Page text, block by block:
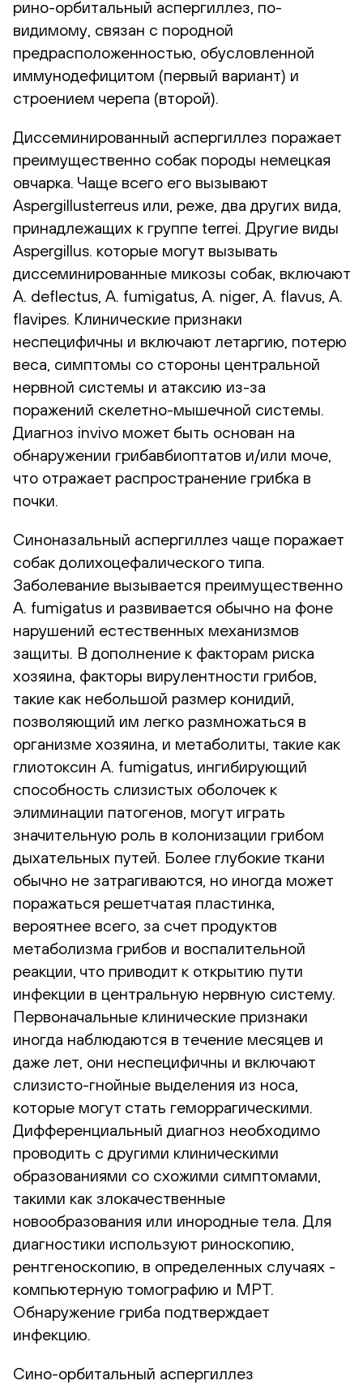
рино-орбитальный аспергиллез, по-
видимому, связан с породной
предрасположенностью, обусловленной
иммунодефицитом (первый вариант) и
строением черепа (второй).
Диссеминированный аспергиллез поражает
преимущественно собак породы немецкая
овчарка. Чаще всего его вызывают
Aspergillusterreus или, реже, два других вида,
принадлежащих к группе terrei. Другие виды
Aspergillus. которые могут вызывать
диссеминированные микозы собак, включают
A. deflectus, A. fumigatus, A. niger, A. flavus, A.
flavipes. Клинические признаки
неспецифичны и включают летаргию, потерю
веса, симптомы со стороны центральной
нервной системы и атаксию из-за
поражений скелетно-мышечной системы.
Диагноз invivo может быть основан на
обнаружении грибавбиоптатов и/или моче,
что отражает распространение грибка в
почки.
Синоназальный аспергиллез чаще поражает
собак долихоцефалического типа.
Заболевание вызывается преимущественно
A. fumigatus и развивается обычно на фоне
нарушений естественных механизмов
защиты. В дополнение к факторам риска
хозяина, факторы вирулентности грибов,
такие как небольшой размер конидий,
позволяющий им легко размножаться в
организме хозяина, и метаболиты, такие как
глиотоксин A. fumigatus, ингибирующий
способность слизистых оболочек к
элиминации патогенов, могут играть
значительную роль в колонизации грибом
дыхательных путей. Более глубокие ткани
обычно не затрагиваются, но иногда может
поражаться решетчатая пластинка,
вероятнее всего, за счет продуктов
метаболизма грибов и воспалительной
реакции, что приводит к открытию пути
инфекции в центральную нервную систему.
Первоначальные клинические признаки
иногда наблюдаются в течение месяцев и
даже лет, они неспецифичны и включают
слизисто-гнойные выделения из носа,
которые могут стать геморрагическими.
Дифференциальный диагноз необходимо
проводить с другими клиническими
образованиями со схожими симптомами,
такими как злокачественные
новообразования или инородные тела. Для
диагностики используют риноскопию,
рентгеноскопию, в определенных случаях -
компьютерную томографию и МРТ.
Обнаружение гриба подтверждает
инфекцию.
Сино-орбитальный аспергиллез